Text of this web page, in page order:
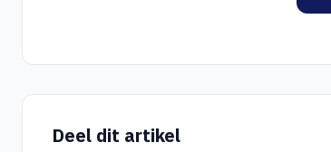
Deel dit artikel